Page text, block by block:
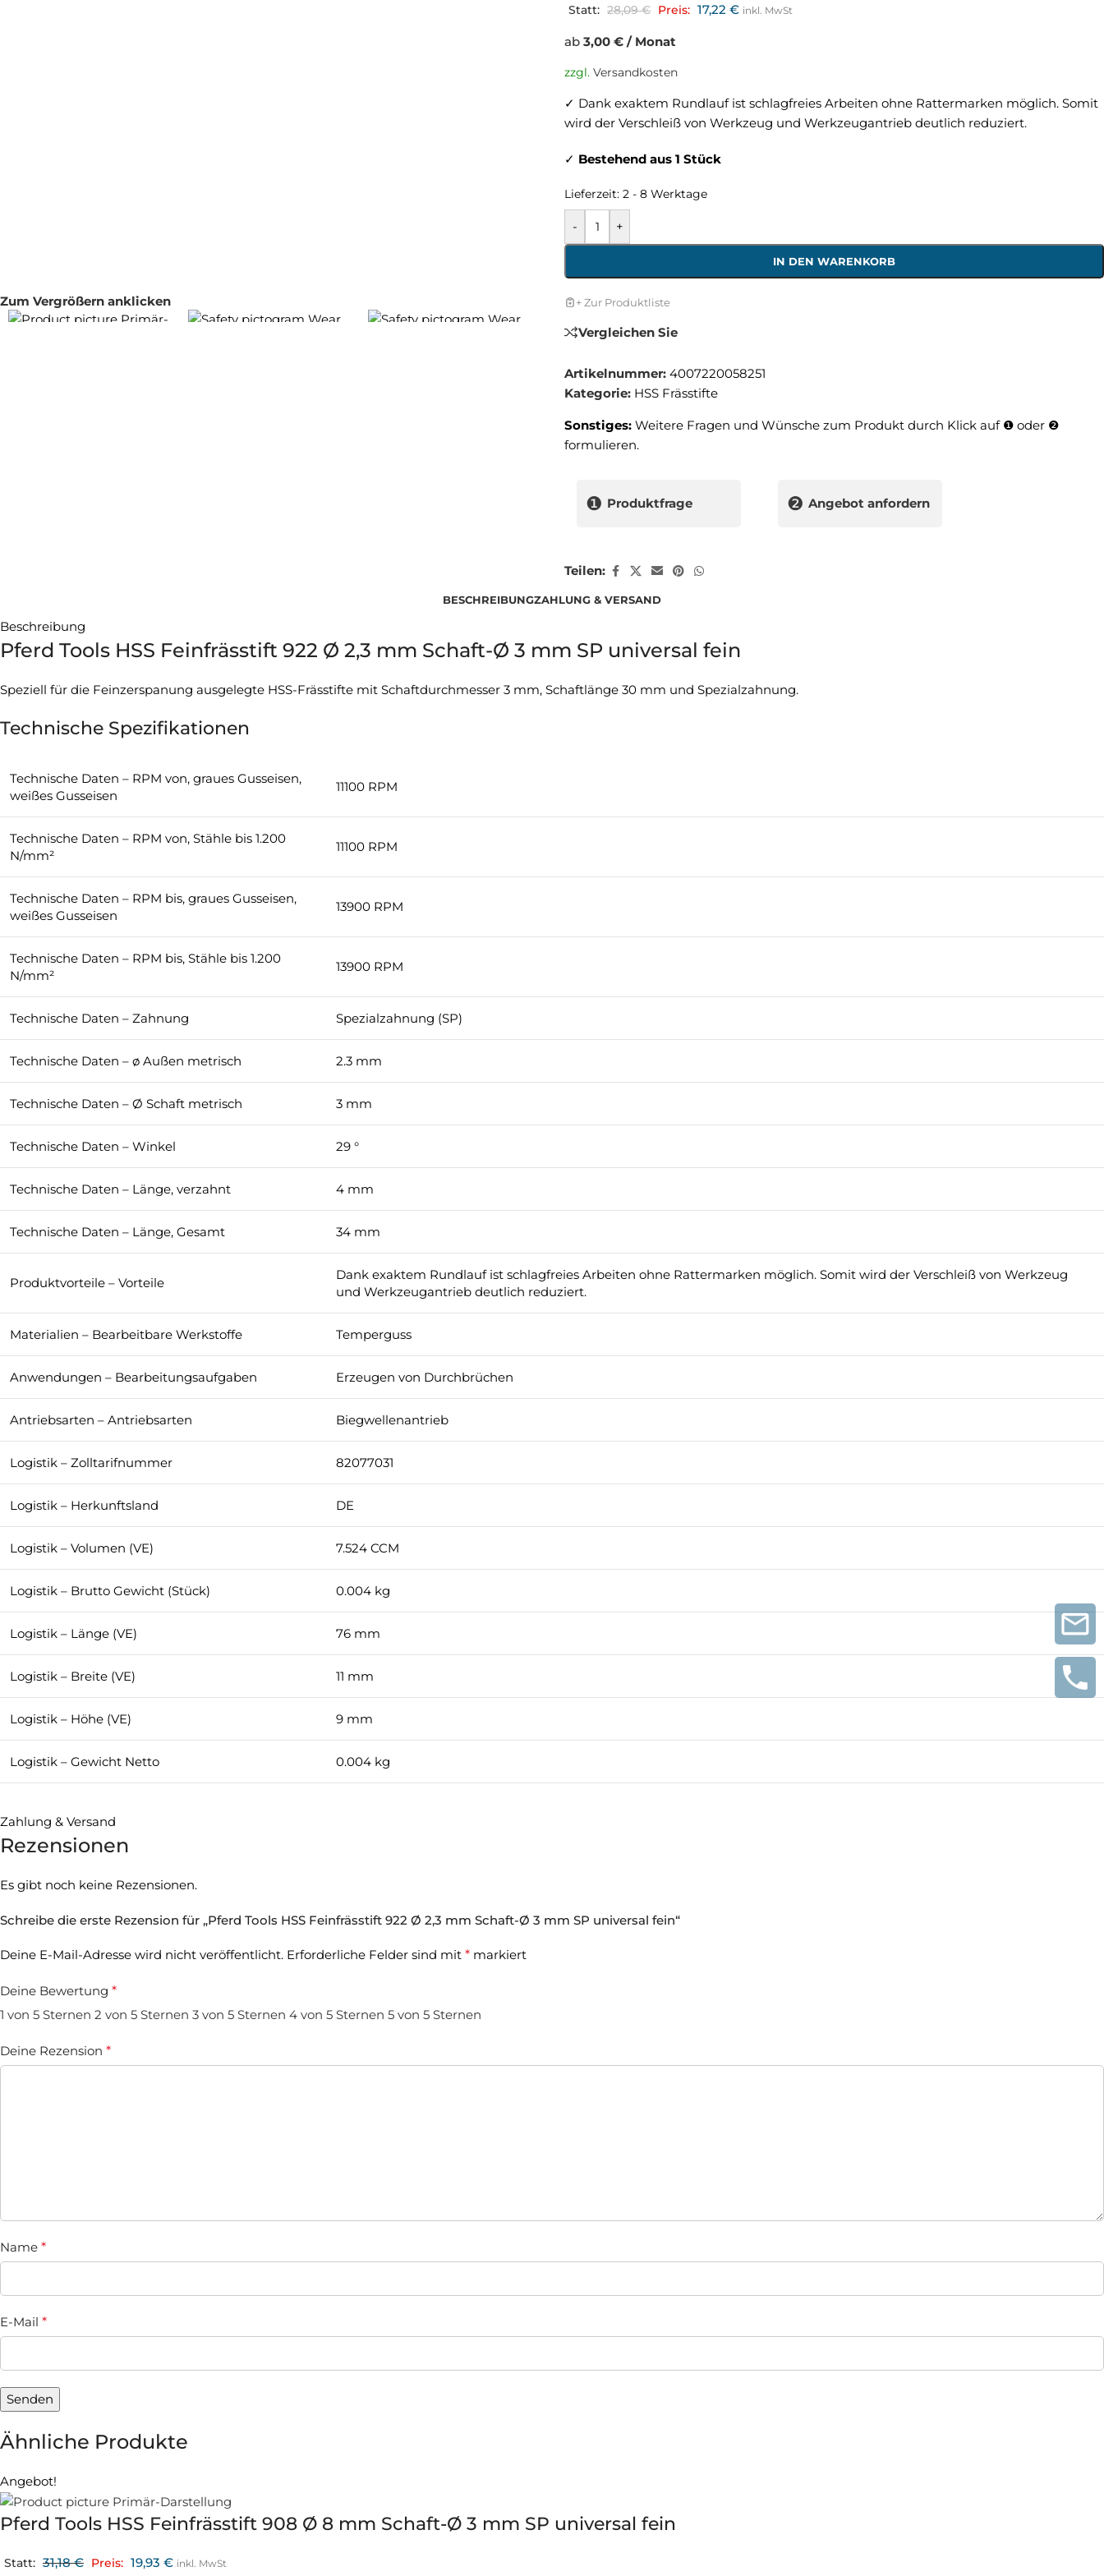
Zum Vergrößern anklicken
Statt: 28,09€ Preis: 17,22 € inkl. MwSt
ab 3,00 € / Monat
zzgl. Versandkosten
✓ Dank exaktem Rundlauf ist schlagfreies Arbeiten ohne Rattermarken möglich. Somit
wird der Verschleiß von Werkzeug und Werkzeugantrieb deutlich reduziert.
✓ Bestehend aus 1 Stück
Lieferzeit: 2 - 8 Werktage
- +
IN DEN WARENKORB
+ Zur Produktliste
Vergleichen Sie
Artikelnummer: 4007220058251
Kategorie: HSS Frässtifte
Sonstiges: Weitere Fragen und Wünsche zum Produkt durch Klick auf ❶ oder ❷
formulieren.
❶ Produktfrage ❷ Angebot anfordern
Teilen:
BESCHREIBUNGZAHLUNG & VERSAND
Beschreibung
Pferd Tools HSS Feinfrässtift 922 Ø 2,3 mm Schaft-Ø 3 mm SP universal fein
Speziell für die Feinzerspanung ausgelegte HSS-Frässtifte mit Schaftdurchmesser 3 mm, Schaftlänge 30 mm und Spezialzahnung.
Technische Spezifikationen
Technische Daten – RPM von, graues Gusseisen,
weißes Gusseisen
11100 RPM
Technische Daten – RPM von, Stähle bis 1.200
N/mm²
11100 RPM
Technische Daten – RPM bis, graues Gusseisen,
weißes Gusseisen
13900 RPM
Technische Daten – RPM bis, Stähle bis 1.200
N/mm²
13900 RPM
Technische Daten – Zahnung Spezialzahnung (SP)
Technische Daten – ø Außen metrisch 2.3 mm
Technische Daten – Ø Schaft metrisch 3 mm
Technische Daten – Winkel 29 °
Technische Daten – Länge, verzahnt 4 mm
Technische Daten – Länge, Gesamt 34 mm
Produktvorteile – Vorteile
Dank exaktem Rundlauf ist schlagfreies Arbeiten ohne Rattermarken möglich. Somit wird der Verschleiß von Werkzeug
und Werkzeugantrieb deutlich reduziert.
Materialien – Bearbeitbare Werkstoffe Temperguss
Anwendungen – Bearbeitungsaufgaben Erzeugen von Durchbrüchen
Antriebsarten – Antriebsarten Biegwellenantrieb
Logistik – Zolltarifnummer 82077031
Logistik – Herkunftsland DE
Logistik – Volumen (VE) 7.524 CCM
Logistik – Brutto Gewicht (Stück) 0.004 kg
Logistik – Länge (VE) 76 mm
Logistik – Breite (VE) 11 mm
Logistik – Höhe (VE) 9 mm
Logistik – Gewicht Netto 0.004 kg
Zahlung & Versand
Rezensionen
Es gibt noch keine Rezensionen.
Schreibe die erste Rezension für „Pferd Tools HSS Feinfrässtift 922 Ø 2,3 mm Schaft-Ø 3 mm SP universal fein“
Deine E-Mail-Adresse wird nicht veröffentlicht. Erforderliche Felder sind mit * markiert
Deine Bewertung *
1 von 5 Sternen 2 von 5 Sternen 3 von 5 Sternen 4 von 5 Sternen 5 von 5 Sternen
Deine Rezension *
Name *
E-Mail *
Ähnliche Produkte
Angebot!
Pferd Tools HSS Feinfrässtift 908 Ø 8 mm Schaft-Ø 3 mm SP universal fein
Statt: 31,18€ Preis: 19,93 € inkl. MwSt